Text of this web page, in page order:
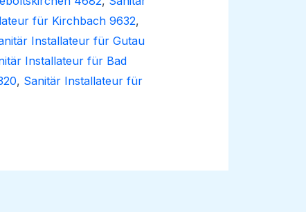
für Kirchbach 9632,
Installateur für Gutau
Installateur für Bad
, Sanitär Installateur für